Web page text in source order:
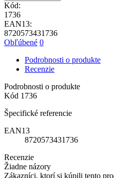
Kód:
1736
EAN13:
8720573431736
Obľúbené 0
Podrobnosti o produkte
Recenzie
Podrobnosti o produkte
Kód 1736
Špecifické referencie
EAN13
8720573431736
Recenzie
Žiadne názory
Zákazníci, ktorí si kúpili tento